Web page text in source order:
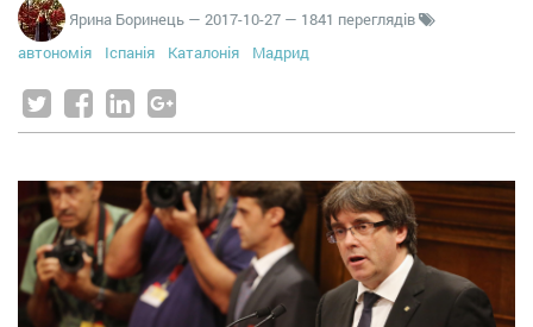
Ярина Боринець — 2017-10-27 — 1841 переглядів
автономія
Іспанія Каталонія Мадрид